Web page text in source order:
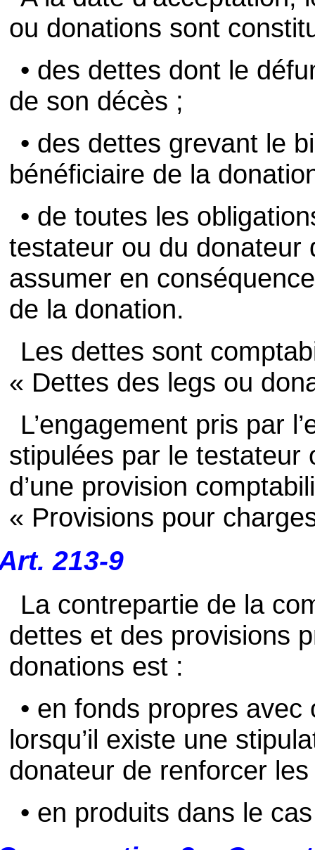
ou donations sont
• des dettes dont le
de son décès ;
• des dettes grevant le
bénéficiaire de la
• de toutes les
testateur ou du donateur
assumer en
de la donation.
Les dettes sont
« Dettes des legs ou
L’engagement pris par
stipulées par le testateur
d’une provision
« Provisions pour
213-9
La contrepartie de la
dettes et des provisions
donations est :
• en fonds propres
lorsqu’il existe une
donateur de renforcer
• en produits dans le